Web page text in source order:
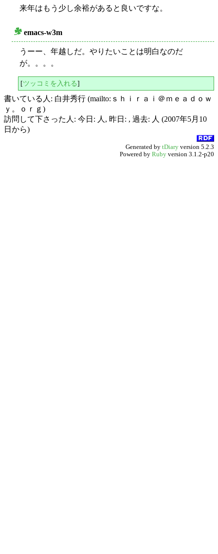
来年はもう少し余裕があると良いですな。
emacs-w3m
うーー、年越しだ。やりたいことは明白なのだ
が。。。。
[ツッコミを入れる]
書いている人: 白井秀行 (mailto:ｓｈｉｒａｉ＠ｍｅａｄｏｗ
ｙ。ｏｒｇ)
訪問して下さった人: 今日: 人, 昨日: , 過去: 人 (2007年5月10
日から)
Generated by tDiary version 5.2.3
Powered by Ruby version 3.1.2-p20